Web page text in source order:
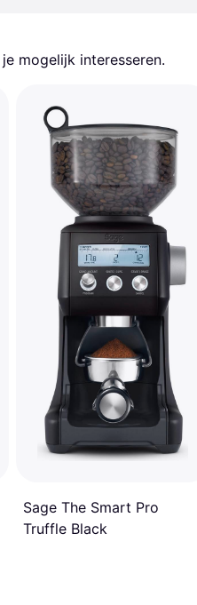
mogelijk interesseren.
Sage The Smart Pro
Truffle Black